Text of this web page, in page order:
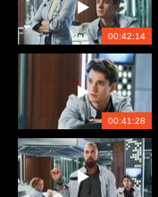
00:42:14
00:41:28